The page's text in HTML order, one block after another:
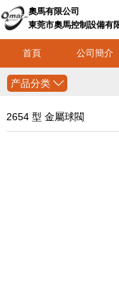
奧馬有限公司
東莞市奧馬控制設備有
首頁 公司簡介
产品分类
2654 型 金屬球閥